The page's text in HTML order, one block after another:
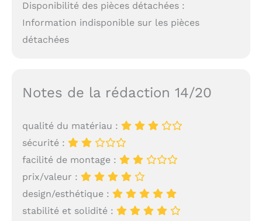
Disponibilité des pièces détachées :
Information indisponible sur les pièces
détachées
Notes de la rédaction 14/20
qualité du matériau :
sécurité :
facilité de montage :
prix/valeur :
design/esthétique :
stabilité et solidité :